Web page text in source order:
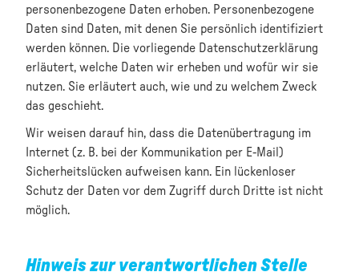
personenbezogene Daten erhoben. Personenbezogene
Daten sind Daten, mit denen Sie persönlich identifiziert
werden können. Die vorliegende Datenschutzerklärung
erläutert, welche Daten wir erheben und wofür wir sie
nutzen. Sie erläutert auch, wie und zu welchem Zweck
das geschieht.
Wir weisen darauf hin, dass die Datenübertragung im
Internet (z. B. bei der Kommunikation per E-Mail)
Sicherheitslücken aufweisen kann. Ein lückenloser
Schutz der Daten vor dem Zugriff durch Dritte ist nicht
möglich.
Hinweis zur verantwortlichen Stelle